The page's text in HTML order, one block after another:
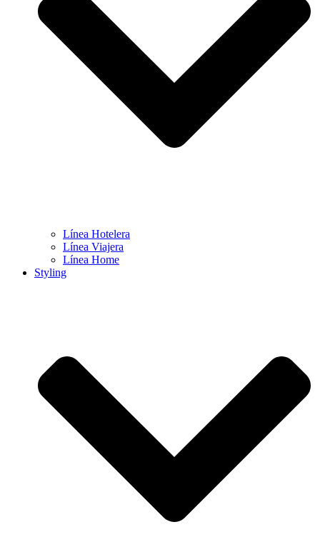
Línea Hotelera
Línea Viajera
Línea Home
Styling